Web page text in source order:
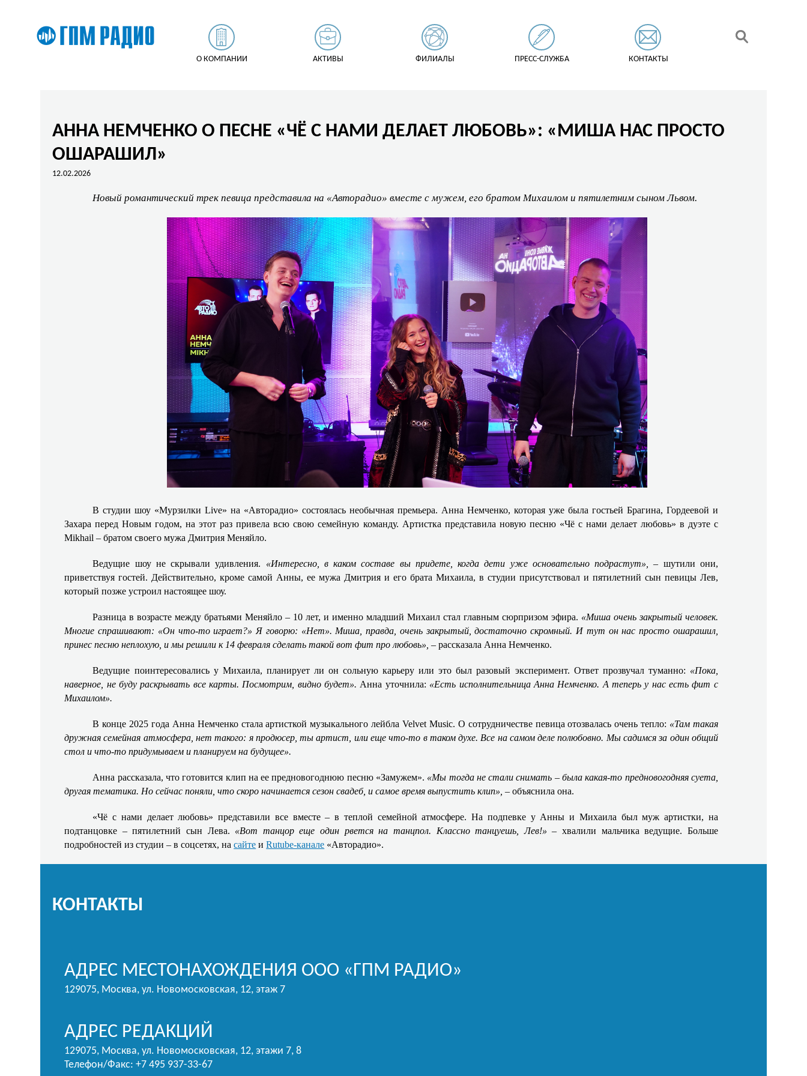
О КОМПАНИИ АКТИВЫ ФИЛИАЛЫ ПРЕСС-СЛУЖБА КОНТАКТЫ
АННА НЕМЧЕНКО О ПЕСНЕ «ЧЁ С НАМИ ДЕЛАЕТ ЛЮБОВЬ»: «МИША НАС ПРОСТО
ОШАРАШИЛ»
12.02.2026
Новый романтический трек певица представила на «Авторадио» вместе с мужем, его братом Михаилом и пятилетним сыном Львом.
В студии шоу «Мурзилки Live» на «Авторадио» состоялась необычная премьера. Анна Немченко, которая уже была гостьей Брагина, Гордеевой и
Захара перед Новым годом, на этот раз привела всю свою семейную команду. Артистка представила новую песню «Чё с нами делает любовь» в дуэте с
Mikhail – братом своего мужа Дмитрия Меняйло.
Ведущие шоу не скрывали удивления. «Интересно, в каком составе вы придете, когда дети уже основательно подрастут»,– шутили они,
приветствуя гостей. Действительно, кроме самой Анны, ее мужа Дмитрия и его брата Михаила, в студии присутствовал и пятилетний сын певицы Лев,
который позже устроил настоящее шоу.
Разница в возрасте между братьями Меняйло – 10 лет, и именно младший Михаил стал главным сюрпризом эфира. «Миша очень закрытый человек.
Многие спрашивают: «Он что-то играет?» Я говорю: «Нет». Миша, правда, очень закрытый, достаточно скромный. И тут он нас просто ошарашил,
принес песню неплохую, и мы решили к 14 февраля сделать такой вот фит про любовь»,– рассказала Анна Немченко.
Ведущие поинтересовались у Михаила, планирует ли он сольную карьеру или это был разовый эксперимент. Ответ прозвучал туманно: «Пока,
наверное, не буду раскрывать все карты. Посмотрим, видно будет». Анна уточнила: «Есть исполнительница Анна Немченко. А теперь у нас есть фит с
Михаилом».
В конце 2025 года Анна Немченко стала артисткой музыкального лейбла Velvet Music. О сотрудничестве певица отозвалась очень тепло: «Там такая
дружная семейная атмосфера, нет такого: я продюсер, ты артист, или еще что-то в таком духе. Все на самом деле полюбовно. Мы садимся за один общий
стол и что-то придумываем и планируем на будущее».
Анна рассказала, что готовится клип на ее предновогоднюю песню «Замужем». «Мы тогда не стали снимать – была какая-то предновогодняя суета,
другая тематика. Но сейчас поняли, что скоро начинается сезон свадеб, и самое время выпустить клип», –объяснила она.
«Чё с нами делает любовь» представили все вместе – в теплой семейной атмосфере. На подпевке у Анны и Михаила был муж артистки, на
подтанцовке – пятилетний сын Лева. «Вот танцор еще один рвется на танцпол. Классно танцуешь, Лев!»– хвалили мальчика ведущие. Больше
подробностей из студии – в соцсетях, насайте иRutube-канале «Авторадио».
КОНТАКТЫ
АДРЕС МЕСТОНАХОЖДЕНИЯ ООО «ГПМ РАДИО»
129075, Москва, ул. Новомосковская, 12, этаж 7
АДРЕС РЕДАКЦИЙ
129075, Москва, ул. Новомосковская, 12, этажи 7, 8
Телефон/Факс: +7 495 937-33-67